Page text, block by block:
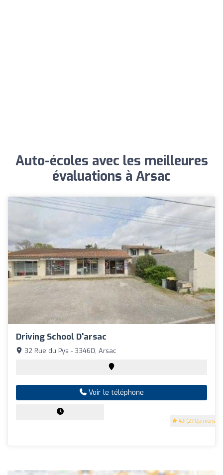
Auto-écoles avec les meilleures
évaluations à Arsac
Driving School D'arsac
4.1 (27 Opinions)
32 Rue du Pys - 33460, Arsac
Voir le téléphone